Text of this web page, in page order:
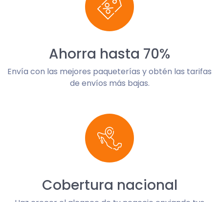
Ahorra hasta 70%
Envía con las mejores paqueterías y obtén las tarifas
de envíos más bajas.
Cobertura nacional